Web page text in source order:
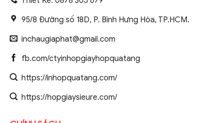
95/8 Đường số 18D, P. Bình Hưng Hòa, TP.HCM.
inchaugiaphat@gmail.com
fb.com/ctyinhopgiayhopquatang
https://inhopquatang.com/
https://hopgiaysieure.com/